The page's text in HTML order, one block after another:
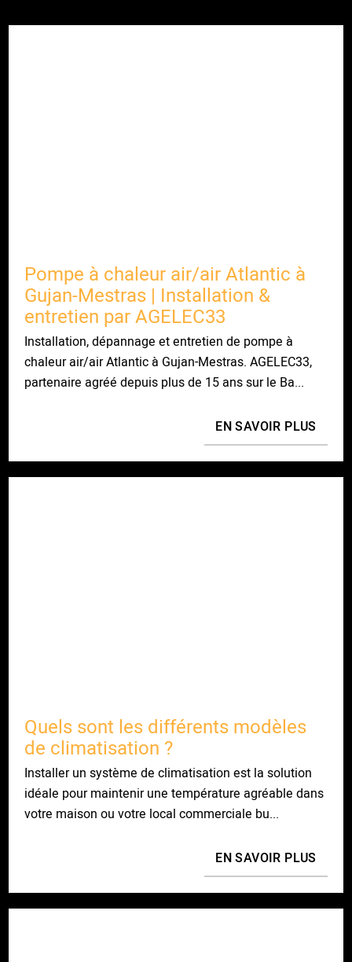
Pompe à chaleur air/air Atlantic à
Gujan-Mestras | Installation &
entretien par AGELEC33
Installation, dépannage et entretien de pompe à
chaleur air/air Atlantic à Gujan-Mestras. AGELEC33,
partenaire agréé depuis plus de 15 ans sur le Ba...
EN SAVOIR PLUS
Quels sont les différents modèles
de climatisation ?
Installer un système de climatisation est la solution
idéale pour maintenir une température agréable dans
votre maison ou votre local commerciale bu...
EN SAVOIR PLUS